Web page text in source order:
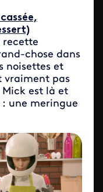
recette
chose dans
noisettes et
vraiment pas
est là et
une meringue